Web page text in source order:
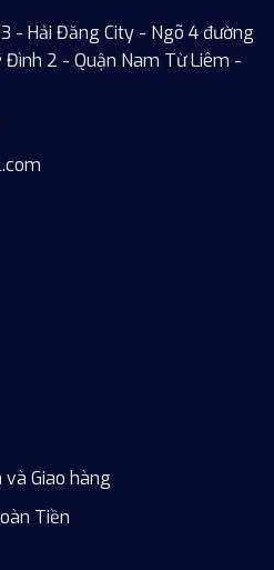
- Hải Đăng City - Ngõ 4 đường
Đình 2 - Quận Nam Từ Liêm -
Giao hàng
Tiền